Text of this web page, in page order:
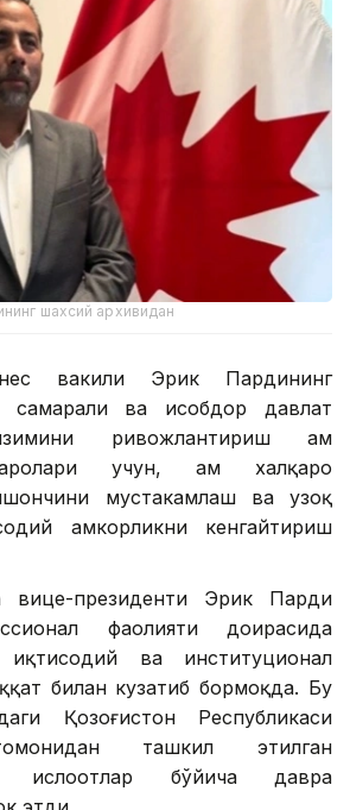
шахсий архивидан
вакили Эрик Пардининг
самарали ва ҳисобдор давлат
ривожлантириш ҳам
учун, ҳам халқаро
мустаҳкамлаш ва узоқ
ҳамкорликни кенгайтириш
вице-президенти Эрик Парди
фаолияти доирасида
иқтисодий ва институционал
билан кузатиб бормоқда. Бу
Қозоғистон Республикаси
ташкил этилган
ислоҳотлар бўйича давра